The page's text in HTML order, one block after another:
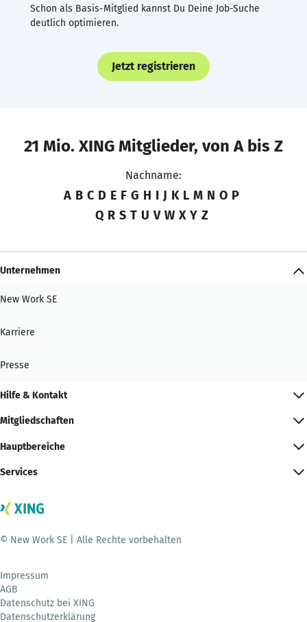
Schon als Basis-Mitglied kannst Du Deine Job-Suche
deutlich optimieren.
Jetzt registrieren
21 Mio. XING Mitglieder, von A bis Z
Nachname:
A B C D E F G H I J K L M N O P
Q R S T U V W X Y Z
Unternehmen
New Work SE
Karriere
Presse
Hilfe & Kontakt
Mitgliedschaften
Hauptbereiche
Services
© New Work SE | Alle Rechte vorbehalten
Impressum
AGB
Datenschutz bei XING
Datenschutzerklärung